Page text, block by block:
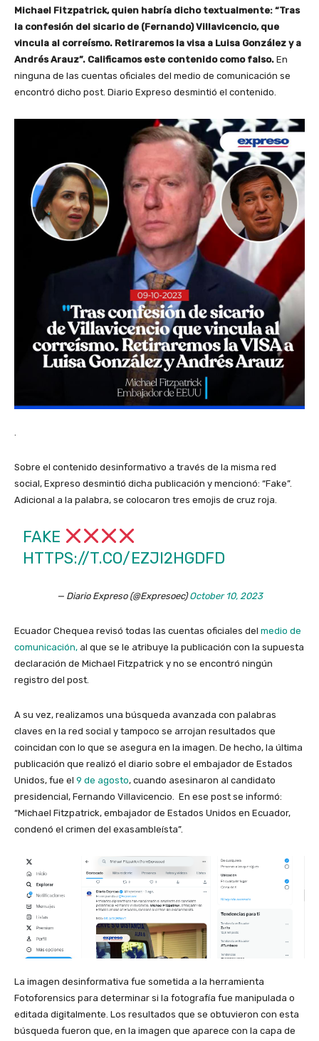
Michael Fitzpatrick, quien habría dicho textualmente: “Tras
la confesión del sicario de (Fernando) Villavicencio, que
vincula al correísmo. Retiraremos la visa a Luisa González y a
Andrés Arauz”. Calificamos este contenido como falso. En
ninguna de las cuentas oficiales del medio de comunicación se
encontró dicho post. Diario Expreso desmintió el contenido.
Sobre el contenido desinformativo a través de la misma red
social, Expreso desmintió dicha publicación y mencionó: “Fake”.
Adicional a la palabra, se colocaron tres emojis de cruz roja.
FAKE
HTTPS://T.CO/EZJI2HGDFD
— Diario Expreso (@Expresoec)October 10, 2023
Ecuador Chequea revisó todas las cuentas oficiales del medio de
comunicación, al que se le atribuye la publicación con la supuesta
declaración de Michael Fitzpatrick y no se encontró ningún
registro del post.
A su vez, realizamos una búsqueda avanzada con palabras
claves en la red social y tampoco se arrojan resultados que
coincidan con lo que se asegura en la imagen. De hecho, la última
publicación que realizó el diario sobre el embajador de Estados
Unidos, fue el 9 de agosto, cuando asesinaron al candidato
presidencial, Fernando Villavicencio. En ese post se informó:
“Michael Fitzpatrick, embajador de Estados Unidos en Ecuador,
condenó el crimen del exasambleísta”.
La imagen desinformativa fue sometida a la herramienta
Fotoforensics para determinar si la fotografía fue manipulada o
editada digitalmente. Los resultados que se obtuvieron con esta
búsqueda fueron que, en la imagen que aparece con la capa de